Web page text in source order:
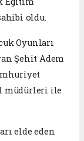
oldu.
Oyunları
Şehit Adem
müdürleri ile
elde eden